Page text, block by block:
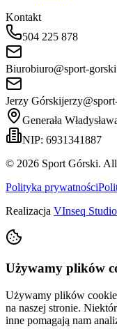
Kontakt
504 225 878
Biurobiuro@sport-
Jerzy Górski
Generała
NIP: 6931341887
© 2026 Sport Górski.
Polityka prywatności
Realizacja VInseq Studio
Używamy plików
Używamy plików
na naszej stronie.
inne pomagają nam